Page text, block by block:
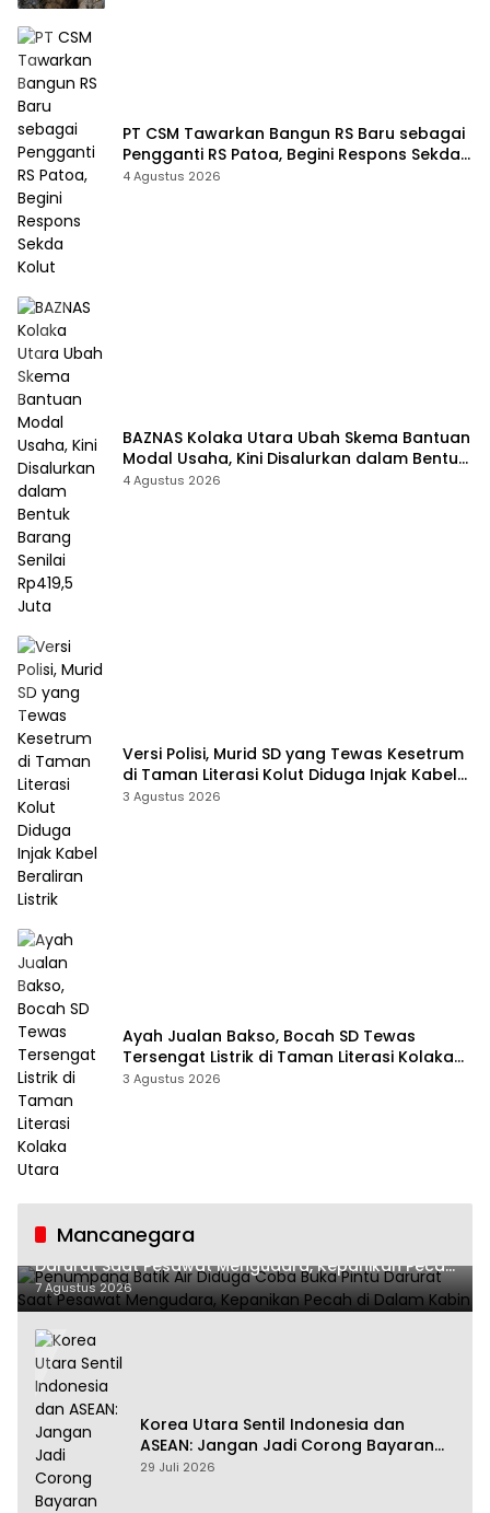
PT CSM Tawarkan Bangun RS Baru sebagai
Pengganti RS Patoa, Begini Respons Sekda
Kolut
4 Agustus 2026
BAZNAS Kolaka Utara Ubah Skema Bantuan
Modal Usaha, Kini Disalurkan dalam Bentuk
Barang Senilai Rp419,5 Juta
4 Agustus 2026
Versi Polisi, Murid SD yang Tewas Kesetrum
di Taman Literasi Kolut Diduga Injak Kabel
Beraliran Listrik
3 Agustus 2026
Ayah Jualan Bakso, Bocah SD Tewas
Tersengat Listrik di Taman Literasi Kolaka
Utara
3 Agustus 2026
Mancanegara
Penumpang Batik Air Diduga Coba Buka Pintu
Darurat Saat Pesawat Mengudara, Kepanikan Pecah
di Dalam Kabin
7 Agustus 2026
Korea Utara Sentil Indonesia dan
ASEAN: Jangan Jadi Corong Bayaran
Amerika Serikat
29 Juli 2026